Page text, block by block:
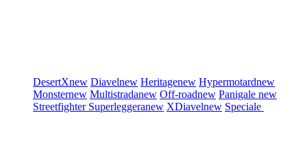
DesertXnew Diavelnew Heritagenew Hypermotardnew
Monsternew Multistradanew Off-roadnew Panigale new
Streetfighter Superleggeranew XDiavelnew Speciale